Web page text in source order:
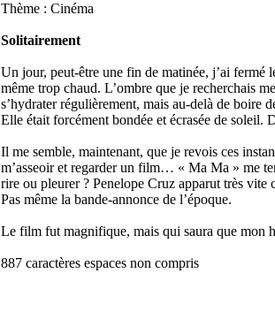
Thème : Cinéma
Solitairement
Un jour, peut-être une fin de matinée, j’ai fermé
même trop chaud. L’ombre que je recherchais
s’hydrater régulièrement, mais au-delà de boire
Elle était forcément bondée et écrasée de soleil.
Il me semble, maintenant, que je revois ces
m’asseoir et regarder un film… « Ma Ma » me
rire ou pleurer ? Penelope Cruz apparut très
Pas même la bande-annonce de l’époque.
Le film fut magnifique, mais qui saura que mon
887 caractères espaces non compris